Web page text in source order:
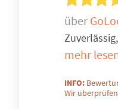
über
mehr
INFO:
Wir